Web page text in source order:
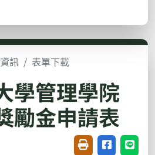
訊 表單下載
學管理學院
勵金申請表
友善列印(開新視
分享至臉書
分享